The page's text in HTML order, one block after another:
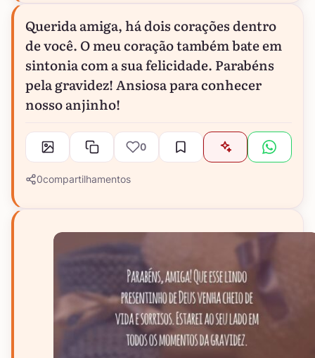
Querida amiga, há dois corações dentro
de você. O meu coração também bate em
sintonia com a sua felicidade. Parabéns
pela gravidez! Ansiosa para conhecer
nosso anjinho!
0
0compartilhamentos